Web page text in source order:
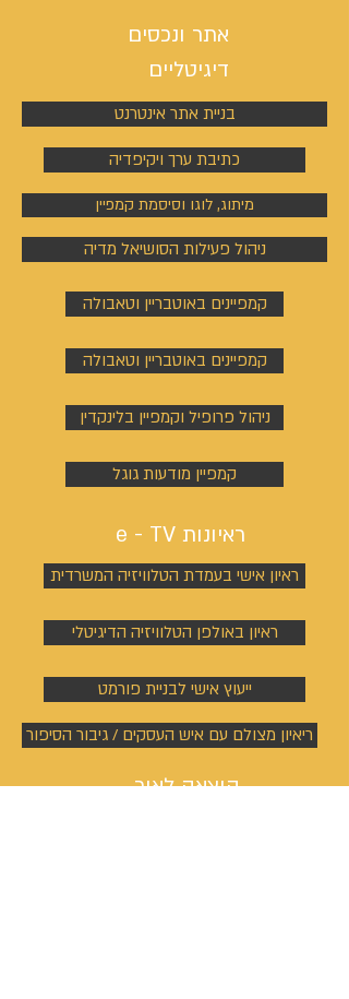
אתר ונכסים
דיגיטליים
בניית אתר אינטרנט
כתיבת ערך ויקיפדיה
מיתוג, לוגו וסיסמת קמפיין
ניהול פעילות הסושיאל מדיה
קמפיינים באוטבריין וטאבולה
קמפיינים באוטבריין וטאבולה
ניהול פרופיל וקמפיין בלינקדין
קמפיין מודעות גוגל
ראיונות e - TV
ראיון אישי בעמדת הטלוויזיה המשרדית
ראיון באולפן הטלוויזיה הדיגיטלי
ייעוץ אישי לבניית פורמט
ריאיון מצולם עם איש העסקים / גיבור הסיפור
הוצאה לאור